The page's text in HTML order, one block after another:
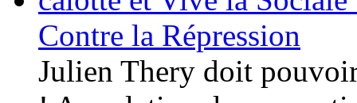
Contre la Répression
Julien Thery doit